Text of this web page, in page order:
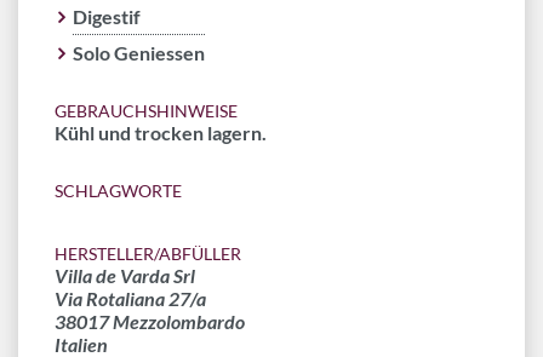
Digestif
Solo Geniessen
GEBRAUCHSHINWEISE
Kühl und trocken lagern.
SCHLAGWORTE
HERSTELLER/ABFÜLLER
Villa de Varda Srl
Via Rotaliana 27/a
38017 Mezzolombardo
Italien